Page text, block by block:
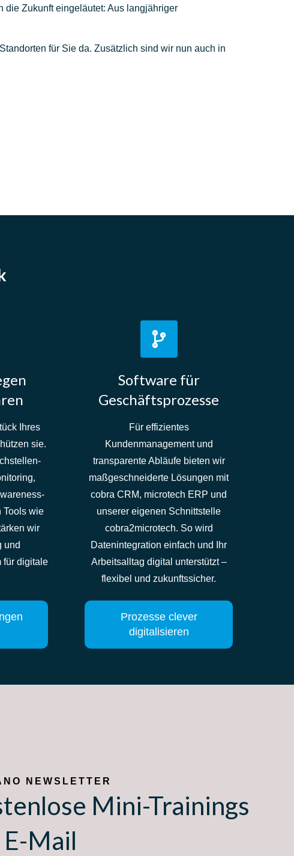
die Zukunft eingeläutet: Aus langjähriger
für Sie da. Zusätzlich sind wir nun auch in
Ihres
sie.
Tools wie
wir
und
für digitale
Software für
Geschäftsprozesse
Für effizientes
Kundenmanagement und
transparente Abläufe bieten wir
maßgeschneiderte Lösungen mit
cobra CRM, microtech ERP und
unserer eigenen Schnittstelle
cobra2microtech. So wird
Datenintegration einfach und Ihr
Arbeitsalltag digital unterstützt –
flexibel und zukunftssicher.
Prozesse clever
digitalisieren
NEWSLETTER
Mini-Trainings
Mail